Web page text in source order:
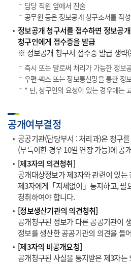
담당 직원 앞에서 진술
공무원 등은 정보공개 청구조서를 작
정보공개 청구서를 접수하면 정보공
청구인에게 접수증을 발급
※ 정보공개 청구서 접수증 발급 생략
즉시 또는 말로써 처리가 가능한 정보
우편·팩스 또는 정보통신망을 통한 정
* 단, 청구인의 요청이 있는 경우에는
공개여부결정
공공기관(담당부서 : 처리과)은 청구
(부득이한 경우 10일 연장 가능)에 공
[제3자의 의견청취]
공개대상정보가 제3자와 관련이 있는
제3자에게「지체없이」통지하고, 필
청취하여야 합니다.
[정보생산기관의 의견청취]
공개청구된 정보가 다른 공공기관이
정보를 생산한 공공기관의 의견을 들
[제3자의 비공개요청]
공개청구된 사실을 통지받은 제3자는